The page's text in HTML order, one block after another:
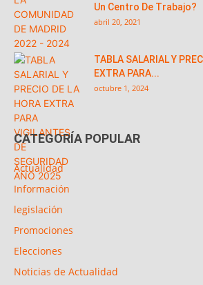
Un Centro De Trabajo?
abril 20, 2021
TABLA SALARIAL Y
EXTRA PARA...
octubre 1, 2024
CATEGORÍA POPULAR
Actualidad
Información
legislación
Promociones
Elecciones
Noticias de Actualidad